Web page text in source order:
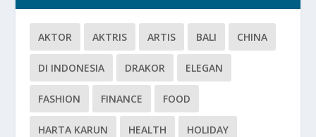
AKTOR AKTRIS ARTIS BALI CHINA
DI INDONESIA DRAKOR ELEGAN
FASHION FINANCE FOOD
HARTA KARUN HEALTH HOLIDAY